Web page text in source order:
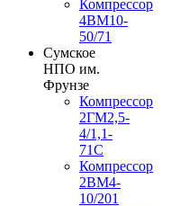
Компрессор
4ВМ10-
50/71
Сумское
НПО им.
Фрунзе
Компрессор
2ГМ2,5-
4/1,1-
71С
Компрессор
2ВМ4-
10/201